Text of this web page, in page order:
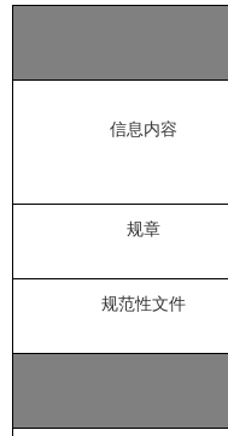
信息内容
规章
规范性文件